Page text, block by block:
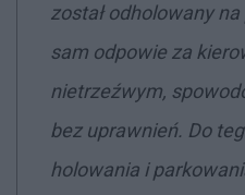
został odholowany
sam odpowie za
nietrzeźwym,
bez uprawnień. Do
holowania i